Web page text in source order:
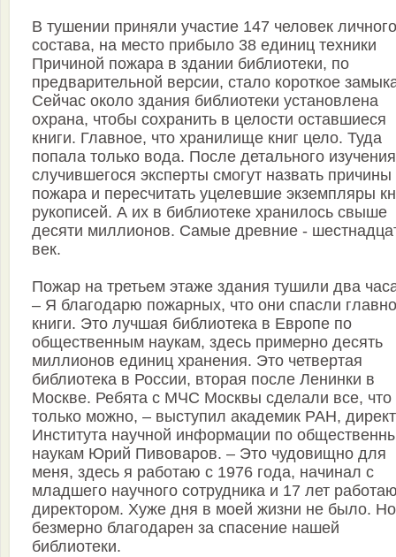
В тушении приняли участие 147 человек личного
состава, на место прибыло 38 единиц техники
Причиной пожара в здании библиотеки, по
предварительной версии, стало короткое
Сейчас около здания библиотеки установлена
охрана, чтобы сохранить в целости оставшиеся
книги. Главное, что хранилище книг цело. Туда
попала только вода. После детального изучения
случившегося эксперты смогут назвать причины
пожара и пересчитать уцелевшие экземпляры
рукописей. А их в библиотеке хранилось свыше
десяти миллионов. Самые древние -
век.
Пожар на третьем этаже здания тушили два
– Я благодарю пожарных, что они спасли
книги. Это лучшая библиотека в Европе по
общественным наукам, здесь примерно десять
миллионов единиц хранения. Это четвертая
библиотека в России, вторая после Ленинки в
Москве. Ребята с МЧС Москвы сделали все, что
только можно, – выступил академик РАН,
Института научной информации по
наукам Юрий Пивоваров. – Это чудовищно для
меня, здесь я работаю с 1976 года, начинал с
младшего научного сотрудника и 17 лет
директором. Хуже дня в моей жизни не было.
безмерно благодарен за спасение нашей
библиотеки.